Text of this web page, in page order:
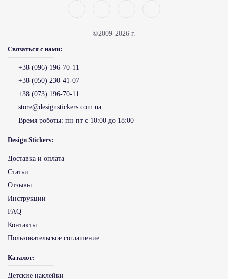
©2009-2026 г.
Связаться с нами:
+38 (096) 196-70-11
+38 (050) 230-41-07
+38 (073) 196-70-11
store@designstickers.com.ua
Время роботы: пн-пт с 10:00 до 18:00
Design Stickers:
Доставка и оплата
Статьи
Отзывы
Инструкции
FAQ
Контакты
Пользовательское соглашение
Каталог:
Детские наклейки